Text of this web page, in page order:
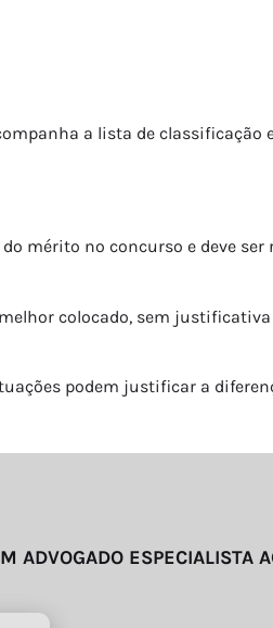
a lista de classificação
mérito no concurso e deve
colocado, sem
podem justificar a
ADVOGADO ESPECIALISTA